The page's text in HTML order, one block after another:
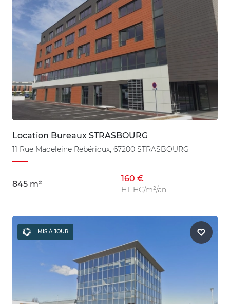
Location Bureaux STRASBOURG
11 Rue Madeleine Rebérioux, 67200 STRASBOURG
845 m²
160 €
HT HC/m²/an
MIS À JOUR